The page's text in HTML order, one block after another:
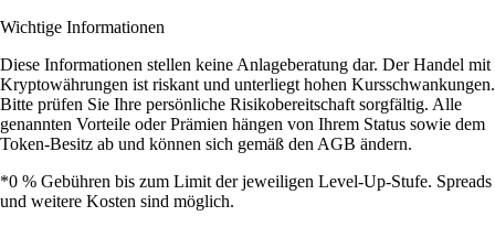
Wichtige Informationen
Diese Informationen stellen keine Anlageberatung dar. Der Handel mit
Kryptowährungen ist riskant und unterliegt hohen Kursschwankungen.
Bitte prüfen Sie Ihre persönliche Risikobereitschaft sorgfältig. Alle
genannten Vorteile oder Prämien hängen von Ihrem Status sowie dem
Token-Besitz ab und können sich gemäß den AGB ändern.
*0 % Gebühren bis zum Limit der jeweiligen Level-Up-Stufe. Spreads
und weitere Kosten sind möglich.